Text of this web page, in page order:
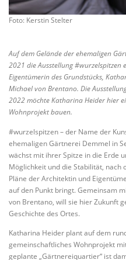
Foto: Kerstin Stelter
Auf dem Gelände der ehemaligen
2021 die Ausstellung #wurzelspitzen
Eigentümerin des Grundstücks,
Michael von Brentano. Die
2022 möchte Katharina Heider hier
Wohnprojekt bauen.
#wurzelspitzen – der Name der
ehemaligen Gärtnerei Demmel in
wächst mit ihrer Spitze in die Erde
Möglichkeit und die Stabilität, nach
Pläne der Architektin und
auf den Punkt bringt. Gemeinsam
von Brentano, will sie hier Zukunft
Geschichte des Ortes.
Katharina Heider plant auf dem
gemeinschaftliches Wohnprojekt
geplante „Gärtnereiquartier“ ist